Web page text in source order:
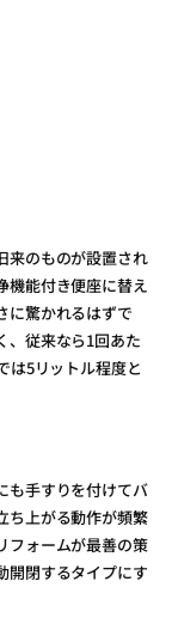
来のものが設置され
機能付き便座に替え
に驚かれるはずで
、従来なら1回あた
は5リットル程度と
も手すりを付けてバ
ち上がる動作が頻繁
フォームが最善の策
開閉するタイプにす